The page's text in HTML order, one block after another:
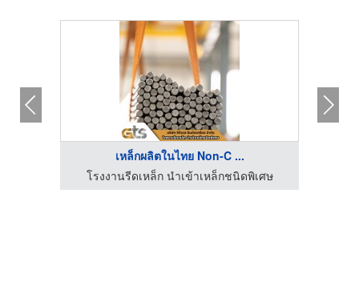
เหล็กผลิตในไทย Non-C ...
โรงงานรีดเหล็ก นำเข้าเหล็กชนิดพิเศษ